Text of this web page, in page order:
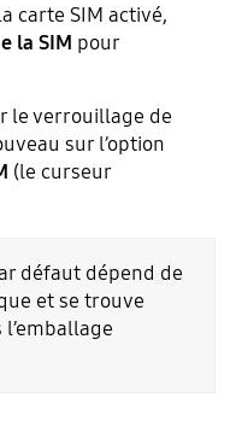
carte SIM activé,
la SIM pour
le verrouillage de
sur l’option
(le curseur
défaut dépend de
et se trouve